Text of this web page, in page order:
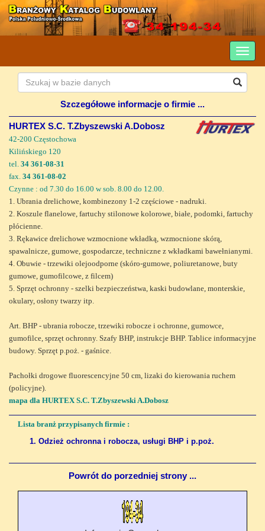
Szczegółowe informacje o firmie ...
HURTEX S.C. T.Zbyszewski A.Dobosz
42-200 Częstochowa
Kilińskiego 120
tel. 34 361-08-31
fax. 34 361-08-02
Czynne : od 7.30 do 16.00 w sob. 8.00 do 12.00.
1. Ubrania drelichowe, kombinezony 1-2 częściowe - nadruki.
2. Koszule flanelowe, fartuchy stilonowe kolorowe, białe, podomki, fartuchy
płócienne.
3. Rękawice drelichowe wzmocnione wkładką, wzmocnione skórą,
spawalnicze, gumowe, gospodarcze, techniczne z wkładkami bawełnianymi.
4. Obuwie - trzewiki olejoodporne (skóro-gumowe, poliuretanowe, buty
gumowe, gumofilcowe, z filcem)
5. Sprzęt ochronny - szelki bezpieczeństwa, kaski budowlane, monterskie,
okulary, osłony twarzy itp.
Art. BHP - ubrania robocze, trzewiki robocze i ochronne, gumowce,
gumofilce, sprzęt ochronny. Szafy BHP, instrukcje BHP. Tablice informacyjne
budowy. Sprzęt p.poż. - gaśnice.
Pachołki drogowe fluorescencyjne 50 cm, lizaki do kierowania ruchem
(policyjne).
mapa dla HURTEX S.C. T.Zbyszewski A.Dobosz
Lista branż przypisanych firmie :
1. Odzież ochronna i robocza, usługi BHP i p.poż.
Powrót do porzedniej strony ...